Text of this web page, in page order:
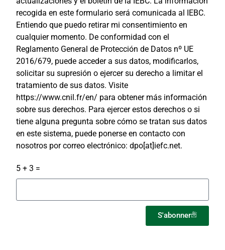
recogida en este formulario será comunicada al IEBC.
Entiendo que puedo retirar mi consentimiento en
cualquier momento. De conformidad con el
Reglamento General de Protección de Datos nº UE
2016/679, puede acceder a sus datos, modificarlos,
solicitar su supresión o ejercer su derecho a limitar el
tratamiento de sus datos. Visite
https://www.cnil.fr/en/ para obtener más información
sobre sus derechos. Para ejercer estos derechos o si
tiene alguna pregunta sobre cómo se tratan sus datos
en este sistema, puede ponerse en contacto con
nosotros por correo electrónico: dpo[at]iefc.net.
5 + 3 =
S'abonner